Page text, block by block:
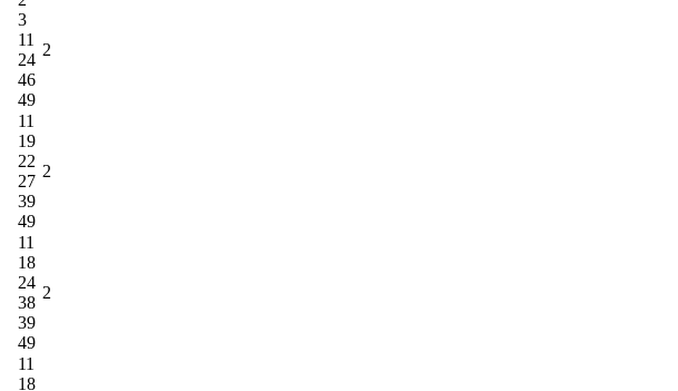
3
11
24
46
49
2
11
19
22
27
39
49
2
11
18
24
38
39
49
2
11
18